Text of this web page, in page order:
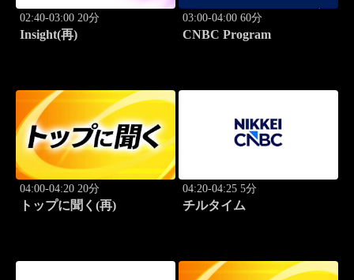
02:40-03:00 20分
Insight(再)
03:00-04:00 60分
CNBC Program
04:00-04:20 20分
トップに聞く(再)
04:20-04:25 5分
チルタイム